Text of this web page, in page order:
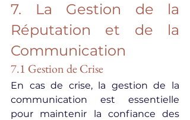
7. La Gestion de la
Réputation et de la
Communication
7.1 Gestion de Crise
En cas de crise, la gestion de la
communication est essentielle
pour maintenir la confiance des